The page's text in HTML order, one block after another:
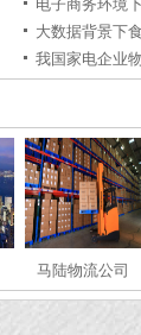
电子商务环境
大数据背景下
马陆物流公司